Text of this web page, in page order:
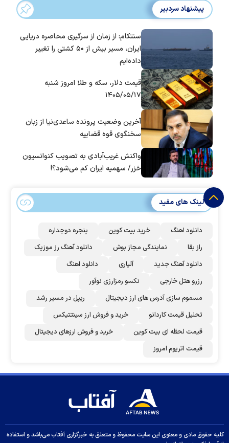
پیشنهاد سردبیر
سنتکام: از زمان از سرگیری محاصره دریایی
ایران، مسیر بیش از ۵۰ کشتی را تغییر
داده‌ایم
قیمت دلار، سکه و طلا امروز شنبه
۱۴۰۵/۰۵/۱۷
آخرین وضعیت پرونده ساعدی‌نیا از زبان
سخنگوی قوه قضاییه
واکنش غریب‌آبادی به تصویب کنوانسیون
خزر/ سهمیه ایران کم می‌شود؟!
لینک های مفید
دانلود اهنگ خرید بیت کوین
پنجره دوجداره
راز بقا
نمایندگی مجاز بوش
دانلود آهنگ رز‌ موزیک
دانلود آهنگ جدید
آلپاری
دانلود اهنگ
رزرو هتل خارجی
نکسو رمزارزی نوآور
مسموم سازی آدرس های ارز دیجیتال
ریپل در مسیر رشد
تحلیل قیمت کاردانو
خرید و فروش ارز سینتتیکس
قیمت لحظه ای بیت کوین
خرید و فروش ارزهای دیجیتال
قیمت اتریوم امروز
کلیه حقوق مادی و معنوی این سایت محفوظ و متعلق به خبرگزاری آفتاب می‌باشد و استفاده